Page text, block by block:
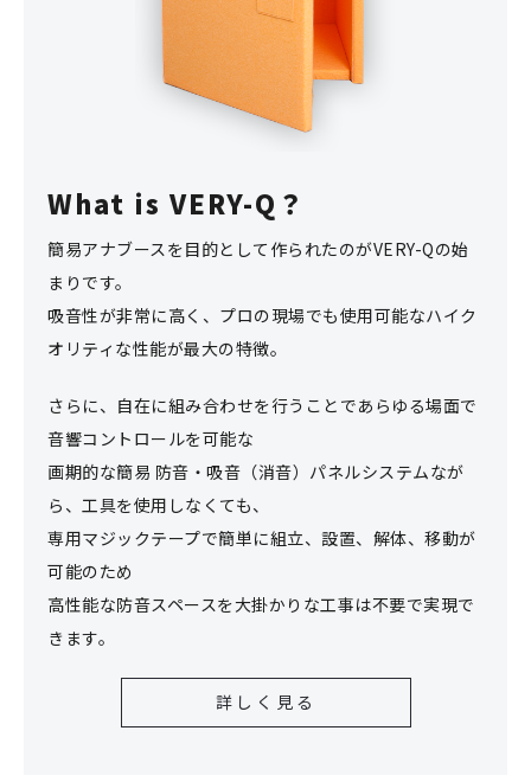
What is VERY-Q？
簡易アナブースを目的として作られたのがVERY-Qの始
まりです。
吸音性が非常に高く、プロの現場でも使用可能なハイク
オリティな性能が最大の特徴。
さらに、自在に組み合わせを行うことであらゆる場面で
音響コントロールを可能な
画期的な簡易 防音・吸音（消音）パネルシステムなが
ら、工具を使用しなくても、
専用マジックテープで簡単に組立、設置、解体、移動が
可能のため
高性能な防音スペースを大掛かりな工事は不要で実現で
きます。
詳しく見る